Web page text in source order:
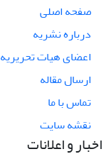
صفحه اصلی
درباره نشریه
اعضای هیات تحریریه
ارسال مقاله
تماس با ما
نقشه سایت
اخبار و اعلانات